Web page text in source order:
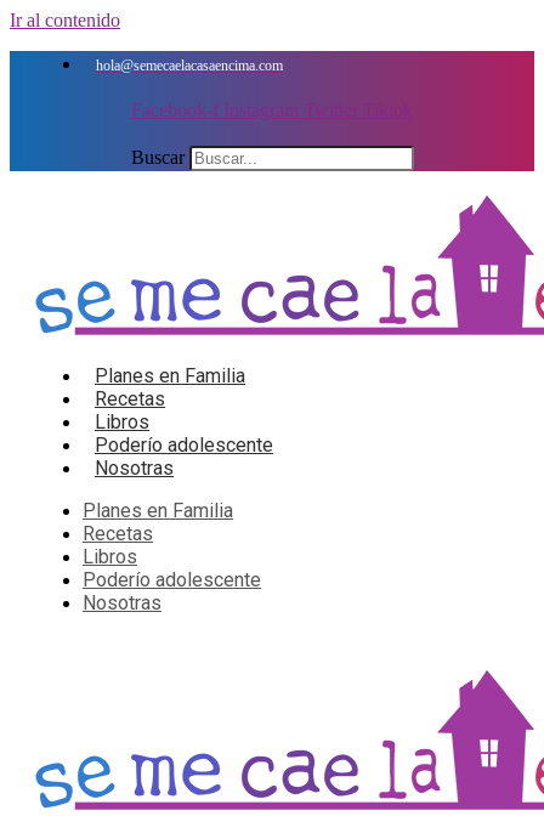
Ir al contenido
hola@semecaelacasaencima.com
Facebook-f Instagram Twitter
Buscar
Planes en Familia
Recetas
Libros
Poderío adolescente
Nosotras
Planes en Familia
Recetas
Libros
Poderío adolescente
Nosotras